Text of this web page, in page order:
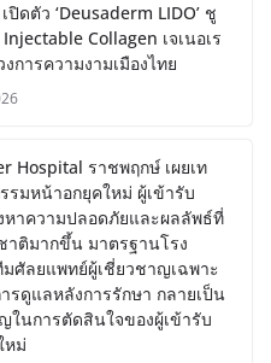
ปิดตัว ‘Deusaderm LIDO’ ชู
Collagen เจเนอเร
การความงามเมืองไทย
Hospital ราชพฤกษ์ เผยเท
รมหน้าอกยุคใหม่ ผู้เข้ารับ
หาความปลอดภัยและผลลัพธ์ที่
าติมากขึ้น มาตรฐานโรง
ศัลยแพทย์ผู้เชี่ยวชาญเฉพาะ
รดูแลหลังการรักษา กลายเป็น
ในการตัดสินใจของผู้เข้ารับ
หม่